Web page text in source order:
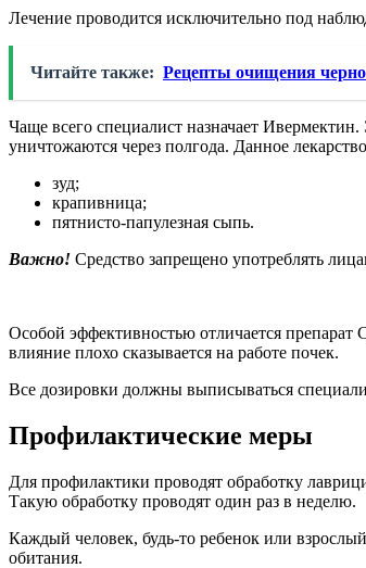
Лечение проводится исключительно под
Читайте также: Рецепты очищения
Чаще всего специалист назначает
уничтожаются через полгода. Данное
зуд;
крапивница;
пятнисто-папулезная сыпь.
Важно! Средство запрещено употреблять
Особой эффективностью отличается препарат
влияние плохо сказывается на работе почек.
Все дозировки должны выписываться
Профилактические меры
Для профилактики проводят обработку
Такую обработку проводят один раз в неделю.
Каждый человек, будь-то ребенок или
обитания.